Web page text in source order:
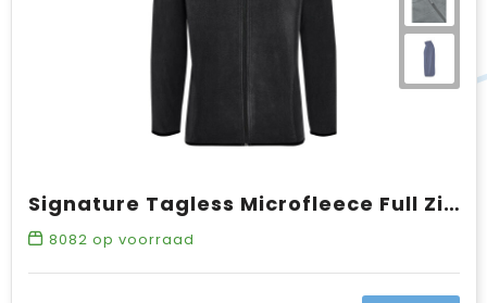
Signature Tagless Microfleece Full Zip Men
8082 op voorraad